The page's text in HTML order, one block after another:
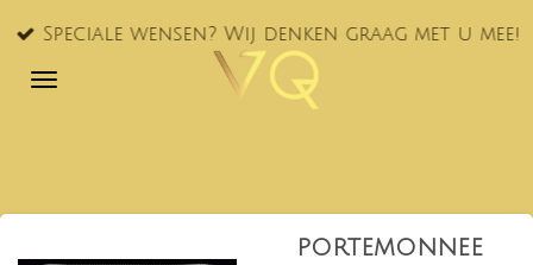
Ga
naar
Speciale wensen? Wij denken graag met u mee!
portemonnee